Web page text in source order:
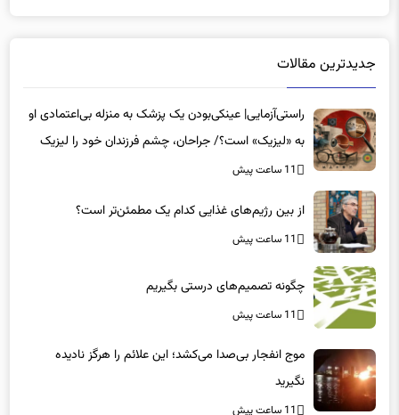
جدیدترین مقالات
راستی‌آزمایی| عینکی‌بودن یک پزشک به منزله بی‌اعتمادی او
به «لیزیک» است؟/ جراحان، چشم فرزندان خود را لیزیک
می‌کنند؟
11 ساعت پیش
از بین رژیم‌های غذایی کدام یک مطمئن‌تر است؟‌
11 ساعت پیش
چگونه تصمیم‌های درستی بگیریم
11 ساعت پیش
موج انفجار بی‌صدا می‌کشد؛ این علائم را هرگز نادیده
نگیرید
11 ساعت پیش